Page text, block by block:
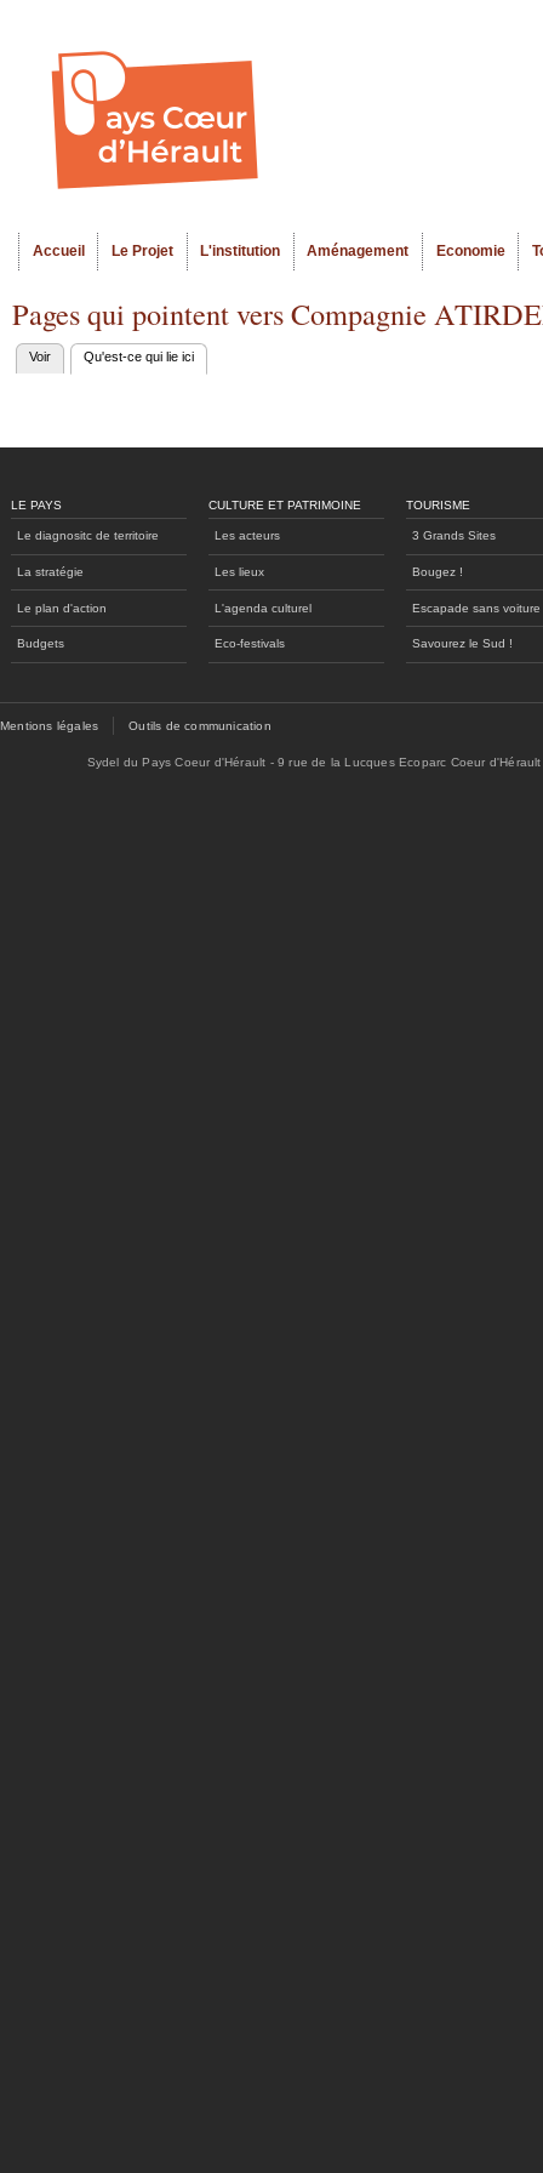
Menu principal
Accueil Le Projet L'institution Aménagement Economie
Pages qui pointent vers Compagnie
Onglets
Voir Qu'est-ce qui lie ici
LE PAYS
Le diagnositc de territoire
La stratégie
Le plan d'action
Budgets
CULTURE ET PATRIMOINE
Les acteurs
Les lieux
L'agenda culturel
Eco-festivals
TOURISME
3 Grands Sites
Bougez !
Escapade sans voiture
Savourez le Sud !
Mentions légales Outils de communication
Sydel du Pays Coeur d'Hérault - 9 rue de la Lucques Ecoparc Coeur